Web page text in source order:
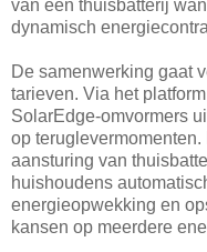
van een thuisbatterij
dynamisch
De samenwerking gaat
tarieven. Via het
SolarEdge-omvormers
op
aansturing van
huishoudens
energieopwekking en
kansen op meerdere